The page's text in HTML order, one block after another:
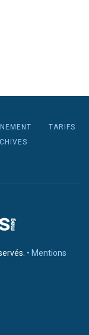
TARIFS
• Mentions